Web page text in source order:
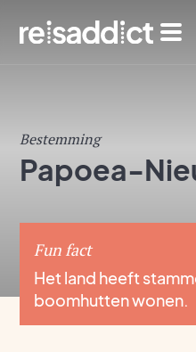
Bestemming
Papoea-
Fun fact
Het land heeft
boomhutten wonen.